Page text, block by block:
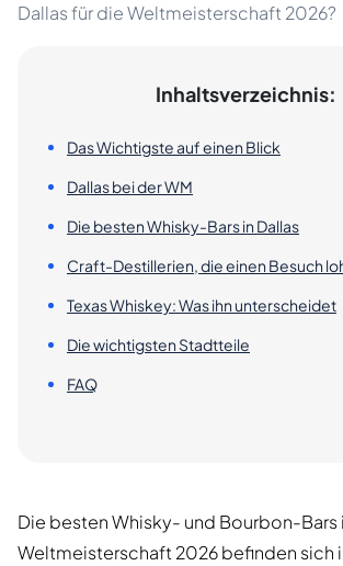
Dallas für die Weltmeisterschaft 2026?
Inhaltsverzeichnis:
Das Wichtigste auf einen Blick
Dallas bei der WM
Die besten Whisky-Bars in Dallas
Craft-Destillerien, die einen Besuch
Texas Whiskey: Was ihn unterscheidet
Die wichtigsten Stadtteile
FAQ
Die besten Whisky- und Bourbon-Bars
Weltmeisterschaft 2026 befinden sich